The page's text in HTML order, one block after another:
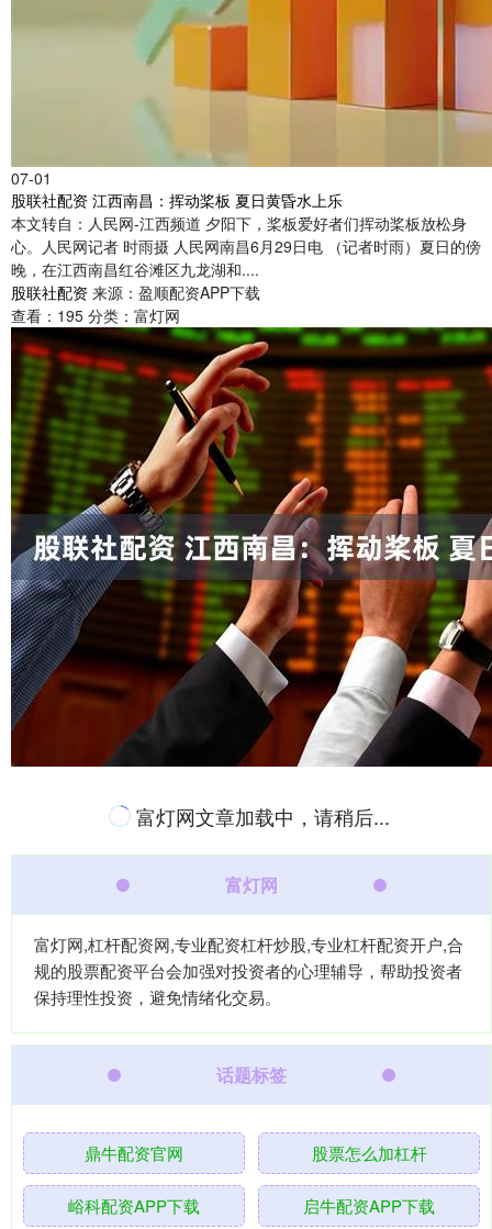
07-01
股联社配资 江西南昌：挥动桨板 夏日黄昏水上乐
本文转自：人民网-江西频道 夕阳下，桨板爱好者们挥动桨板放松身
心。人民网记者 时雨摄 人民网南昌6月29日电 （记者时雨）夏日的傍
晚，在江西南昌红谷滩区九龙湖和....
股联社配资 来源：盈顺配资APP下载
查看： 195 分类： 富灯网
富灯网文章加载中，请稍后...
富灯网
富灯网,杠杆配资网,专业配资杠杆炒股,专业杠杆配资开户,合
规的股票配资平台会加强对投资者的心理辅导，帮助投资者
保持理性投资，避免情绪化交易。
话题标签
鼎牛配资官网 股票怎么加杠杆
峪科配资APP下载 启牛配资APP下载